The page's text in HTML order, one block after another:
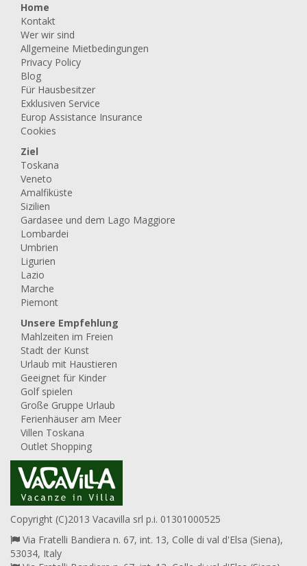
Home
Kontakt
Wer wir sind
Allgemeine Mietbedingungen
Privacy Policy
Blog
Für Hausbesitzer
Exklusiven Service
Europ Assistance Insurance
Cookies
Ziel
Toskana
Veneto
Amalfiküste
Sizilien
Gardasee und dem Lago Maggiore
Lombardei
Umbrien
Ligurien
Lazio
Marche
Piemont
Unsere Empfehlung
Mahlzeiten im Freien
Stadt der Kunst
Urlaub mit Haustieren
Geeignet für Kinder
Golf spielen
Große Gruppe Urlaub
Ferienhäuser am Meer
Villen Toskana
Outlet Shopping
Copyright (C)2013 Vacavilla srl p.i. 01301000525
Via Fratelli Bandiera n. 67, int. 13, Colle di val d'Elsa (Siena),
53034, Italy